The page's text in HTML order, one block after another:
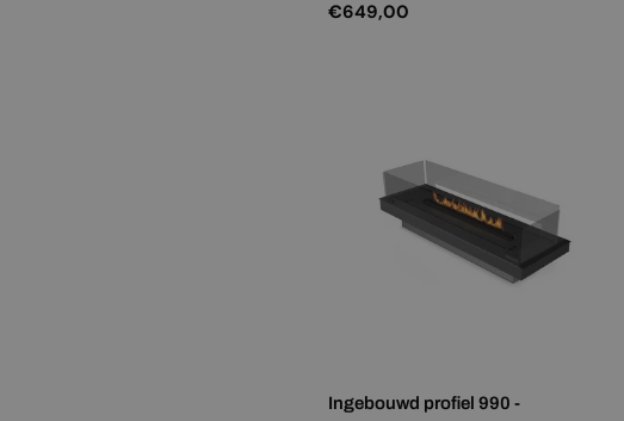
Normale
€649,00
Ingebouwd profiel 990 -